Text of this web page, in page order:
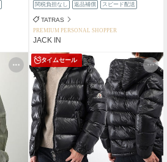
関税負担なし 返品補償 スピード配送
TATRAS
PREMIUM PERSONAL SHOPPER
JACK IN
タイムセール